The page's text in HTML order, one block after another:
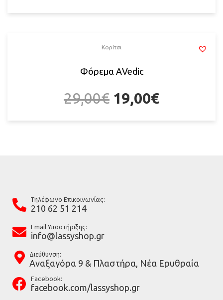
Κορίτσι
Φόρεμα ΑVedic
29,00€ 19,00€
Tηλέφωνο Επικοινωνίας:
210 62 51 214
Email Υποστήριξης:
info@lassyshop.gr
Διεύθυνση:
Αναξαγόρα 9 & Πλαστήρα, Νέα Ερυθραία
Facebook:
facebook.com/lassyshop.gr